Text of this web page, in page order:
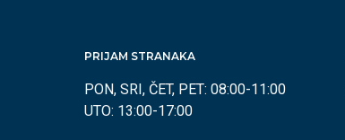
PRIJAM STRANAKA
PON, SRI, ČET, PET: 08:00-11:00
UTO: 13:00-17:00